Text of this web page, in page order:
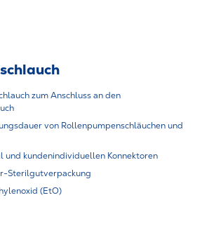
zum Anschluss an den
von Rollenpumpenschläuchen und
und kundenindividuellen Konnektoren
Sterilgutverpackung
(EtO)